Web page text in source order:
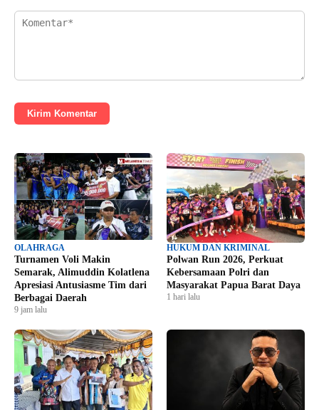
Kirim Komentar
OLAHRAGA
Turnamen Voli Makin
Semarak, Alimuddin Kolatlena
Apresiasi Antusiasme Tim dari
Berbagai Daerah
9 jam lalu
HUKUM DAN KRIMINAL
Polwan Run 2026, Perkuat
Kebersamaan Polri dan
Masyarakat Papua Barat Daya
1 hari lalu